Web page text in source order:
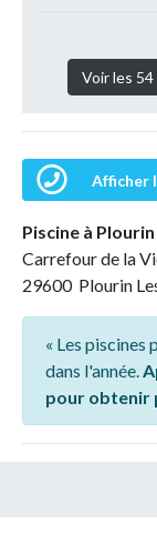
Voir les
Afficher
Piscine à
Carrefour de la
29600 Plourin
« Les piscines
dans l'année.
pour obtenir